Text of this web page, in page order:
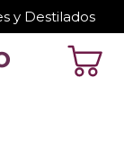
y Destilados